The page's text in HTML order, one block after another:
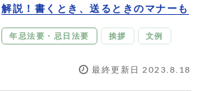
解説！書くとき、送るときのマナーも
年忌法要・忌日法要 挨拶 文例
最終更新日 2023.8.18